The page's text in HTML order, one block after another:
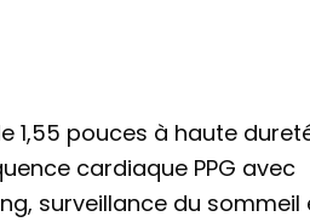
1,55 pouces à haute
cardiaque PPG avec
surveillance du sommeil